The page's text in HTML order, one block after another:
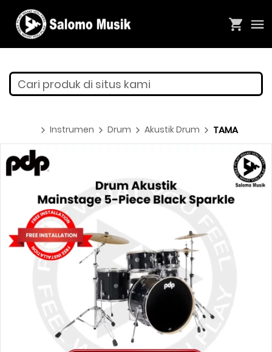
Cari produk di situs kami
Instrumen Drum Akustik Drum TAMA